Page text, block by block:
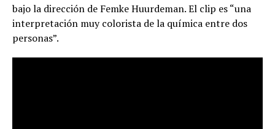
bajo la dirección de Femke Huurdeman. El clip es “una
interpretación muy colorista de la química entre dos
personas”.